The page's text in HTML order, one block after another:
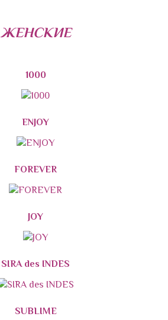
ЖЕНСКИЕ
1000
ENJOY
FOREVER
JOY
SIRA des INDES
SUBLIME